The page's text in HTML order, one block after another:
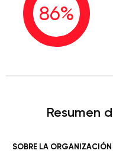
86%
Resumen
SOBRE LA ORGANIZACIÓN